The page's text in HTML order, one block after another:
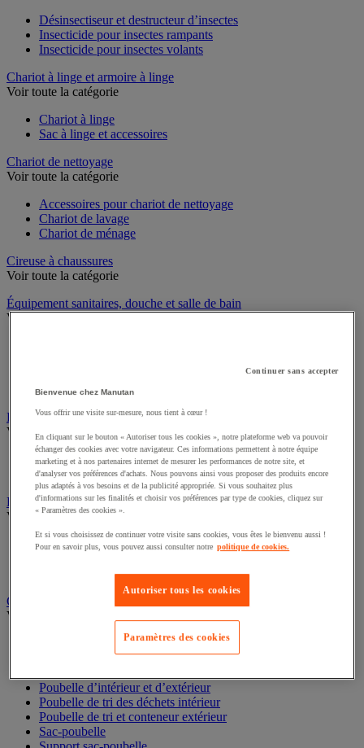
Désinsectiseur et destructeur d’insectes
Insecticide pour insectes rampants
Insecticide pour insectes volants
Chariot à linge et armoire à linge
Voir toute la catégorie
Chariot à linge
Sac à linge et accessoires
Chariot de nettoyage
Voir toute la catégorie
Accessoires pour chariot de nettoyage
Chariot de lavage
Chariot de ménage
Cireuse à chaussures
Voir toute la catégorie
Équipement sanitaires, douche et salle de bain
Voir toute la catégorie
Équipement sanitaires
Essuie-mains et distributeur d’essuie-mains
Voir toute la catégorie
Distributeur d'essuie-mains
Essuie-mains en feuilles ou rouleau
Essuyage industriel
Voir toute la catégorie
Bobine d'essuyage industriel
Distributeur d'essuyage industriel
Gestion des déchets
Voir toute la catégorie
Poubelle d’intérieur et d’extérieur
Poubelle de tri des déchets intérieur
Poubelle de tri et conteneur extérieur
Sac-poubelle
Continuer sans accepter
Bienvenue chez Manutan
Vous offrir une visite sur-mesure, nous tient à cœur !
En cliquant sur le bouton « Autoriser tous les cookies », notre plateforme web va pouvoir
échanger des cookies avec votre navigateur. Ces informations permettent à notre équipe
marketing et à nos partenaires internet de mesurer les performances de notre site, et
d'analyser vos préférences d'achats. Nous pouvons ainsi vous proposer des produits encore
plus adaptés à vos besoins et de la publicité appropriée. Si vous souhaitez plus
d'informations sur les finalités et choisir vos préférences par type de cookies, cliquez sur
« Paramètres des cookies ».
Et si vous choisissez de continuer votre visite sans cookies, vous êtes le bienvenu aussi !
Pour en savoir plus, vous pouvez aussi consulter notre politique de cookies.
Autoriser tous les cookies
Paramètres des cookies